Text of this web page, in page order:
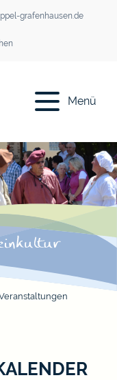
grafenhausen.de
Menü